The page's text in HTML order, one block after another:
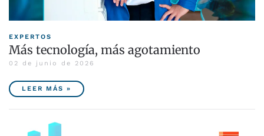
EXPERTOS
Más tecnología, más agotamiento
02 de junio de 2026
LEER MÁS »